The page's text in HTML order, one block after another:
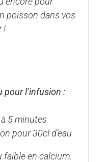
poisson dans vos
!
pour l’infusion :
5 minutes
pour 30cl d’eau
faible en calcium.